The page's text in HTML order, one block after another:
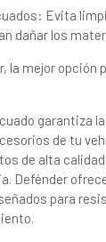
Evita
dañar los
la mejor opción
garantiza
de tu
de alta
Defénder
para